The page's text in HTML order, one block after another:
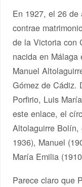
En 1927, el 26 de
contrae
de la Victoria con
nacida en
Manuel
Gómez de Cádiz.
Porfirio, Luis
este enlace, el
Altolaguirre Bolín,
1936), Manuel
María Emilia
Parece claro que